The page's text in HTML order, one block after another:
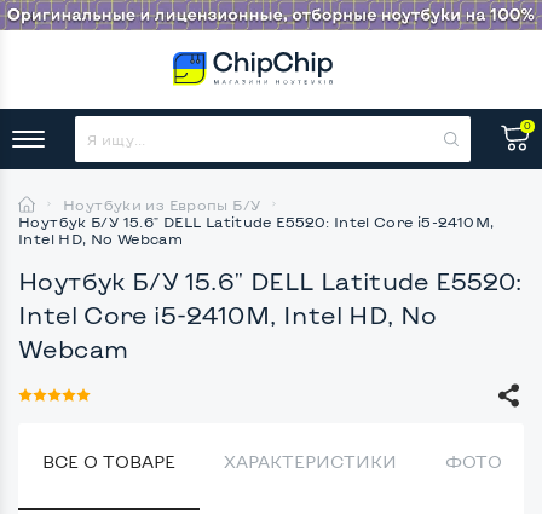
0
Ноутбуки из Европы Б/У
Ноутбук Б/У 15.6" DELL Latitude E5520: Intel Core i5-2410M,
Intel HD, No Webcam
Ноутбук Б/У 15.6" DELL Latitude E5520:
Intel Core i5-2410M, Intel HD, No
Webcam
ВСЕ О ТОВАРЕ ХАРАКТЕРИСТИКИ ФОТО